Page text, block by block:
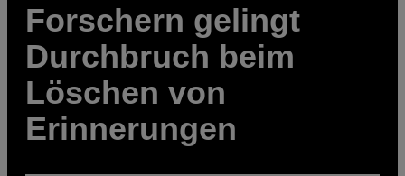
Forschern gelingt
Durchbruch beim
Löschen von
Erinnerungen